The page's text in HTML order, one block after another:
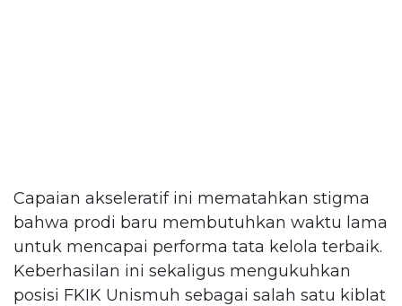
Capaian akseleratif ini mematahkan stigma
bahwa prodi baru membutuhkan waktu lama
untuk mencapai performa tata kelola terbaik.
Keberhasilan ini sekaligus mengukuhkan
posisi FKIK Unismuh sebagai salah satu kiblat